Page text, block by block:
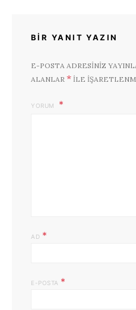
BIR YANIT YAZIN
E-POSTA ADRESINIZ
ALANLAR * ILE
YORUM
AD *
E-POSTA *